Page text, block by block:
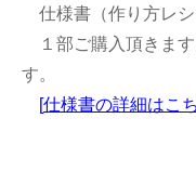
仕様書（作り方レシ
１部ご購入頂きます
す。
[仕様書の詳細はこ